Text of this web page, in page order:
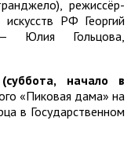
режиссёр-
РФ Георгий
— Юлия Гольцова,
начало в
«Пиковая дама» на
в Государственном